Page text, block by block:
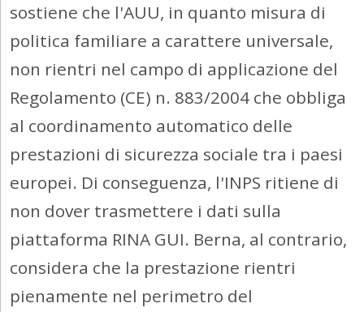
sostiene che l'AUU, in quanto misura di
politica familiare a carattere universale,
non rientri nel campo di applicazione del
Regolamento (CE) n. 883/2004 che obbliga
al coordinamento automatico delle
prestazioni di sicurezza sociale tra i paesi
europei. Di conseguenza, l'INPS ritiene di
non dover trasmettere i dati sulla
piattaforma RINA GUI. Berna, al contrario,
considera che la prestazione rientri
pienamente nel perimetro del